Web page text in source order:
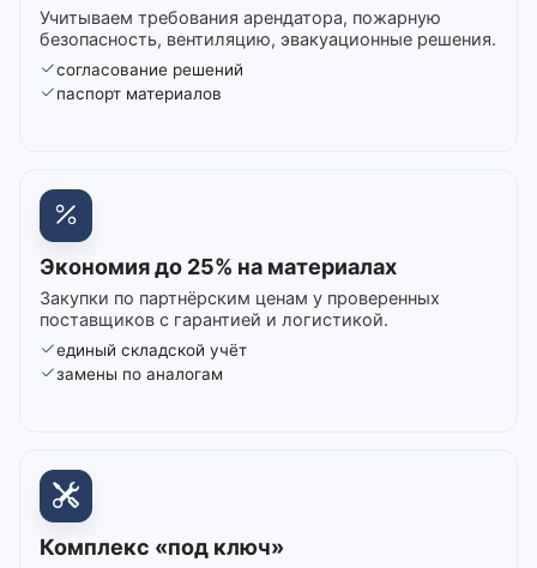
Учитываем требования арендатора, пожарную
безопасность, вентиляцию, эвакуационные решения.
согласование решений
паспорт материалов
Экономия до 25% на материалах
Закупки по партнёрским ценам у проверенных
поставщиков с гарантией и логистикой.
единый складской учёт
замены по аналогам
Комплекс «под ключ»